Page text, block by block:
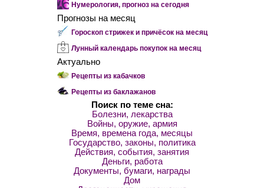
Нумерология, прогноз на сегодня
Прогнозы на месяц
Гороскоп стрижек и причёсок на месяц
Лунный календарь покупок на месяц
Актуально
Рецепты из кабачков
Рецепты из баклажанов
Поиск по теме сна:
Болезни, лекарства
Войны, оружие, армия
Время, времена года, месяцы
Государство, законы, политика
Действия, события, занятия
Деньги, работа
Документы, бумаги, награды
Дом